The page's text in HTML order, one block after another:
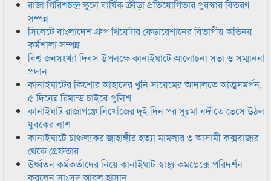
রাজা গিরিশচন্দ্র স্কুলে বার্ষিক ক্রীড়া প্রতিযোগিতার পুরস্কার বিতরণ
সম্পন্ন
সিলেটে বাংলাদেশ গ্রুপ থিয়েটার ফেডারেশানের বিভাগীয় অভিনয়
কর্মশালা সম্পন্ন
বিশ্ব জনসংখ্যা দিবস উপলক্ষে কানাইঘাটে আলোচনা সভা ও সম্মাননা
প্রদান
কানাইঘাটের কিশোর আহাদের খুনি সায়েমের আদালতে আত্মসমর্পন,
৫ দিনের রিমান্ড চাইবে পুলিশ
কানাইঘাট রাজাগঞ্জে নিখোঁজের দুই দিন পর সুরমা নদীতে ভেসে উঠল
যুবকের লাশ
কানাইঘাটে চাঞ্চল্যকর জাহাঙ্গীর হত্যা মামলার ৩ আসামী কক্সবাজার
থেকে গ্রেফতার
উর্ধ্বতন কর্মকর্তাদের নিয়ে কানাইঘাট স্বাস্থ্য কমপ্লেক্সে পরিদর্শন
করলেন সাংসদ আবুল হাসান